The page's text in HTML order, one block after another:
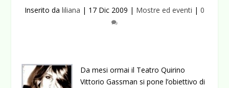
Inserito da liliana | 17 Dic 2009 | Mostre ed eventi | 0
Da mesi ormai il Teatro Quirino
Vittorio Gassman si pone l’obiettivo di